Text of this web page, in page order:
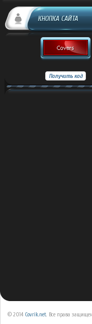
КНОПКА САЙТА
© 2014 Covrik.net. Все права